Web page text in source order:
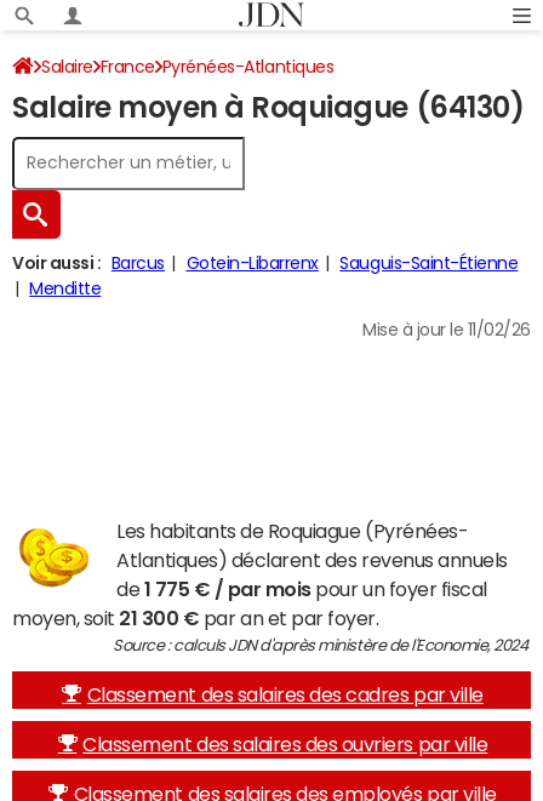
Salaire France Pyrénées-Atlantiques
Salaire moyen à Roquiague (64130)
Voir aussi : Barcus Gotein-Libarrenx
Sauguis-Saint-Étienne
Menditte
Mise à jour le 11/02/26
Les habitants de Roquiague (Pyrénées-
Atlantiques) déclarent des revenus annuels
de1 775 € / par moispour un foyer fiscal
moyen, soit 21 300 € par an et par foyer.
Source : calculs JDN d'après ministère de l'Economie, 2024
Classement des salaires des cadres par ville
Classement des salaires des ouvriers par ville
Classement des salaires des employés par ville